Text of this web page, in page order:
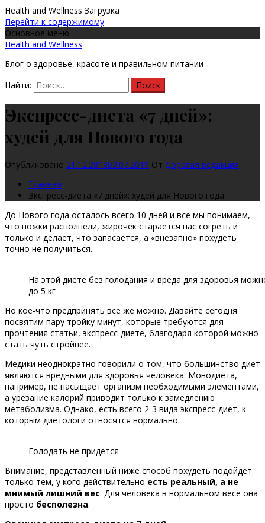
Health and Wellness Загрузка
Перейти к содержимому
Основное меню
Health and Wellness
Блог о здоровье, красоте и правильном питании
Найти:
Экспресс-диета «7 дней»:
худей для Нового года
Опубликовано 21.12.201803.07.2019 От Дорогая редакция
Главная
Экспресс-диета «7 дней»: худей для Нового года
До Нового года осталось всего 10 дней и все мы понимаем,
что ножки располнели, жирочек старается нас согреть и
только и делает, что запасается, а «внезапно» похудеть
точно не получиться.
На этой диете без голодания и вреда для здоровья
до 5 кг
Но кое-что предпринять все же можно. Давайте сегодня
посвятим пару тройку минут, которые требуются для
прочтения статьи, экспресс-диете, благодаря которой можно
стать чуть стройнее.
Медики неоднократно говорили о том, что большинство диет
являются вредными для здоровья человека. Монодиета,
например, не насыщает организм необходимыми элементами,
а урезание калорий приводит только к замедлению
метаболизма. Однако, есть всего 2-3 вида экспресс-диет, к
которым диетологи относятся нормально.
Голодать не придется
Внимание, представленный ниже способ похудеть подойдет
только тем, у кого действительно есть реальный, а не
мнимый лишний вес. Для человека в нормальном весе она
просто бесполезна.